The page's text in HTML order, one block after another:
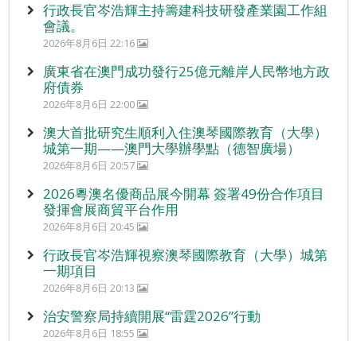
行政長官岑浩輝主持籌建科技研發產業園工作組
會議。
2026年8月6日 22:16
廣東省在澳門成功發行25億元離岸人民幣地方政
府債券
2026年8月6日 22:00
澳大首批研究生順利入住澳琴國際教育（大學）
城第一期——澳門大學辦學點（德智廣場）
2026年8月6日 20:57
2026粵澳名優商品展今開幕 簽署49份合作項目
發揮會展商貿平台作用
2026年8月6日 20:45
行政長官岑浩輝視察澳琴國際教育（大學）城第
一期項目
2026年8月6日 20:13
治安警察局持續開展“雷霆2026”行動
2026年8月6日 18:55